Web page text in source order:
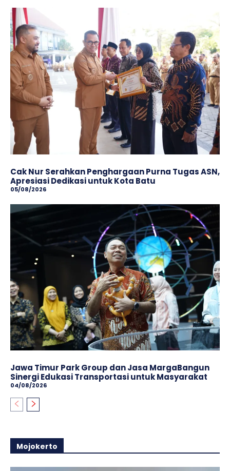
Cak Nur Serahkan Penghargaan Purna Tugas ASN,
Apresiasi Dedikasi untuk Kota Batu
05/08/2026
Jawa Timur Park Group dan Jasa MargaBangun
Sinergi Edukasi Transportasi untuk Masyarakat
04/08/2026
Mojokerto